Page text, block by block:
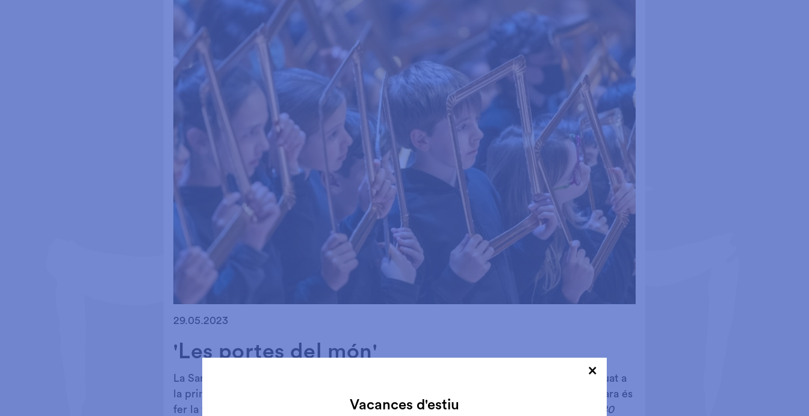
29.05.2023
'Les portes del món'
La Sara és una nena cega de set anys que viu amb el seu pare en un petit apartament situat a
la primera planta d’un gran bloc de pisos, a les afores d’una gran ciutat. El somni de la Sara és
fer la volta al món, com el seu heroi, Phileas Fogg, el protagonista de
La volta al món en 80
Vacances d'estiu
×